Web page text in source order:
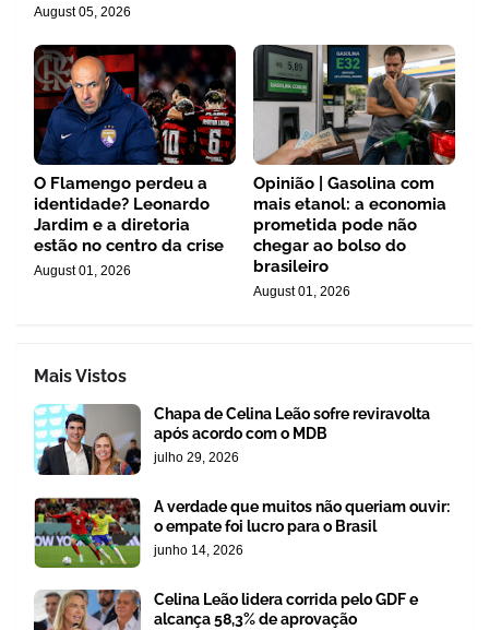
August 05, 2026
O Flamengo perdeu a
identidade? Leonardo
Jardim e a diretoria
estão no centro da crise
August 01, 2026
Opinião | Gasolina com
mais etanol: a economia
prometida pode não
chegar ao bolso do
brasileiro
August 01, 2026
Mais Vistos
Chapa de Celina Leão sofre reviravolta
após acordo com o MDB
julho 29, 2026
A verdade que muitos não queriam ouvir:
o empate foi lucro para o Brasil
junho 14, 2026
Celina Leão lidera corrida pelo GDF e
alcança 58,3% de aprovação